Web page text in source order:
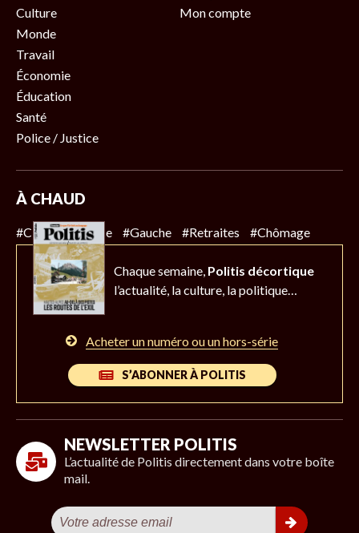
Culture
Monde
Travail
Économie
Éducation
Santé
Police / Justice
Mon compte
À CHAUD
#Climat #Police #Gauche #Retraites #Chômage
Chaque semaine, Politis décortique
l’actualité, la culture, la politique…
Acheter un numéro ou un hors-série
S’ABONNER À POLITIS
NEWSLETTER POLITIS
L’actualité de Politis directement dans votre boîte
mail.